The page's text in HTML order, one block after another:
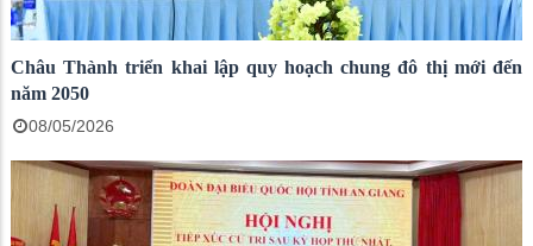
Châu Thành triển khai lập quy hoạch chung đô thị mới đến
năm 2050
08/05/2026